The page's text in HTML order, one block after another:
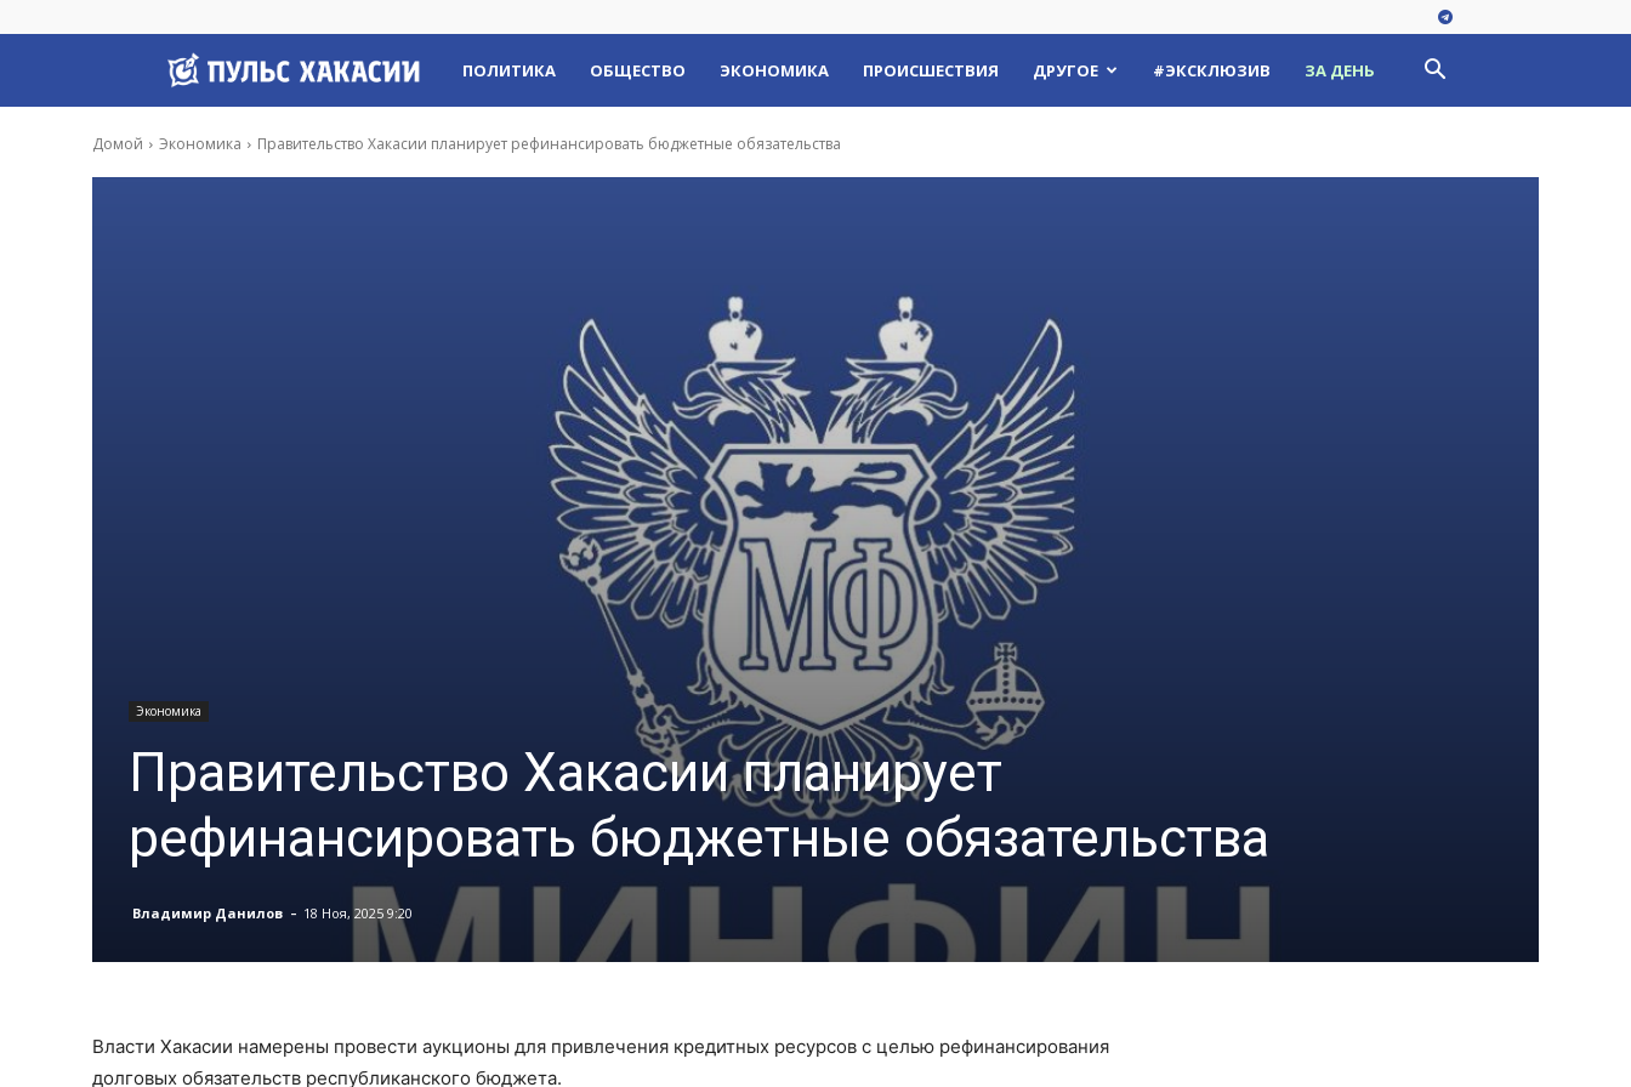
Пульс
Хакасии
ПОЛИТИКА ОБЩЕСТВО ЭКОНОМИКА ПРОИСШЕСТВИЯ ДРУГОЕ #ЭКСКЛЮЗИВ ЗА ДЕНЬ
Домой Экономика Правительство Хакасии планирует рефинансировать бюджетные обязательства
Экономика
Правительство Хакасии планирует
рефинансировать бюджетные обязательства
Владимир Данилов - 18 Ноя, 2025 9:20
Власти Хакасии намерены провести аукционы для привлечения кредитных ресурсов с целью рефинансирования
долговых обязательств республиканского бюджета.